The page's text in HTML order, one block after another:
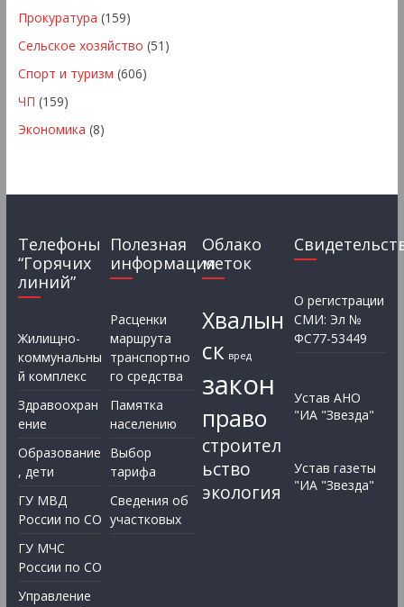
Прокуратура (159)
Сельское хозяйство (51)
Спорт и туризм (606)
ЧП (159)
Экономика (8)
Телефоны
“Горячих
линий”
Жилищно-
коммунальны
й комплекс
Здравоохран
ение
Образование
, дети
ГУ МВД
России по СО
ГУ МЧС
России по СО
Управление
Полезная
информация
Расценки
маршрута
транспортно
го средства
Памятка
населению
Выбор
тарифа
Сведения об
участковых
Облако
меток
Хвалын
ск вред
закон
право
строител
ьство
экология
О регистрации
СМИ: Эл №
ФС77-53449
Устав АНО
"ИА "Звезда"
Устав газеты
"ИА "Звезда"